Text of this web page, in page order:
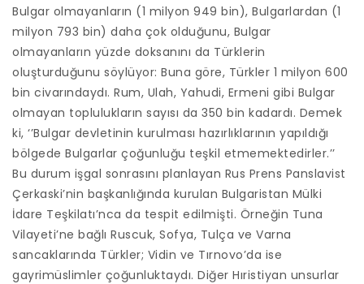
Bulgar olmayanların (1 milyon 949 bin), Bulgarlardan (1
milyon 793 bin) daha çok olduğunu, Bulgar
olmayanların yüzde doksanını da Türklerin
oluşturduğunu söylüyor: Buna göre, Türkler 1 milyon 600
bin civarındaydı. Rum, Ulah, Yahudi, Ermeni gibi Bulgar
olmayan toplulukların sayısı da 350 bin kadardı. Demek
ki, ‘’Bulgar devletinin kurulması hazırlıklarının yapıldığı
bölgede Bulgarlar çoğunluğu teşkil etmemektedirler.’’
Bu durum işgal sonrasını planlayan Rus Prens Panslavist
Çerkaski’nin başkanlığında kurulan Bulgaristan Mülki
İdare Teşkilatı’nca da tespit edilmişti. Örneğin Tuna
Vilayeti’ne bağlı Ruscuk, Sofya, Tulça ve Varna
sancaklarında Türkler; Vidin ve Tırnovo’da ise
gayrimüslimler çoğunluktaydı. Diğer Hıristiyan unsurlar